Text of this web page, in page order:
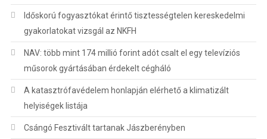
Időskorú fogyasztókat érintő tisztességtelen kereskedelmi
gyakorlatokat vizsgál az NKFH
NAV: több mint 174 millió forint adót csalt el egy televíziós
műsorok gyártásában érdekelt cégháló
A katasztrófavédelem honlapján elérhető a klimatizált
helyiségek listája
Csángó Fesztivált tartanak Jászberényben